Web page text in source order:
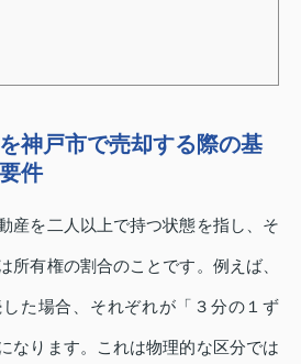
神戸市で売却する際の基
件
産を二人以上で持つ状態を指し、そ
所有権の割合のことです。例えば、
た場合、それぞれが「３分の１ず
なります。これは物理的な区分では